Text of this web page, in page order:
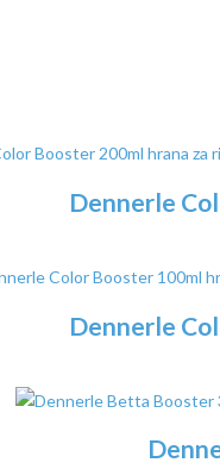
Dennerle
Dennerle